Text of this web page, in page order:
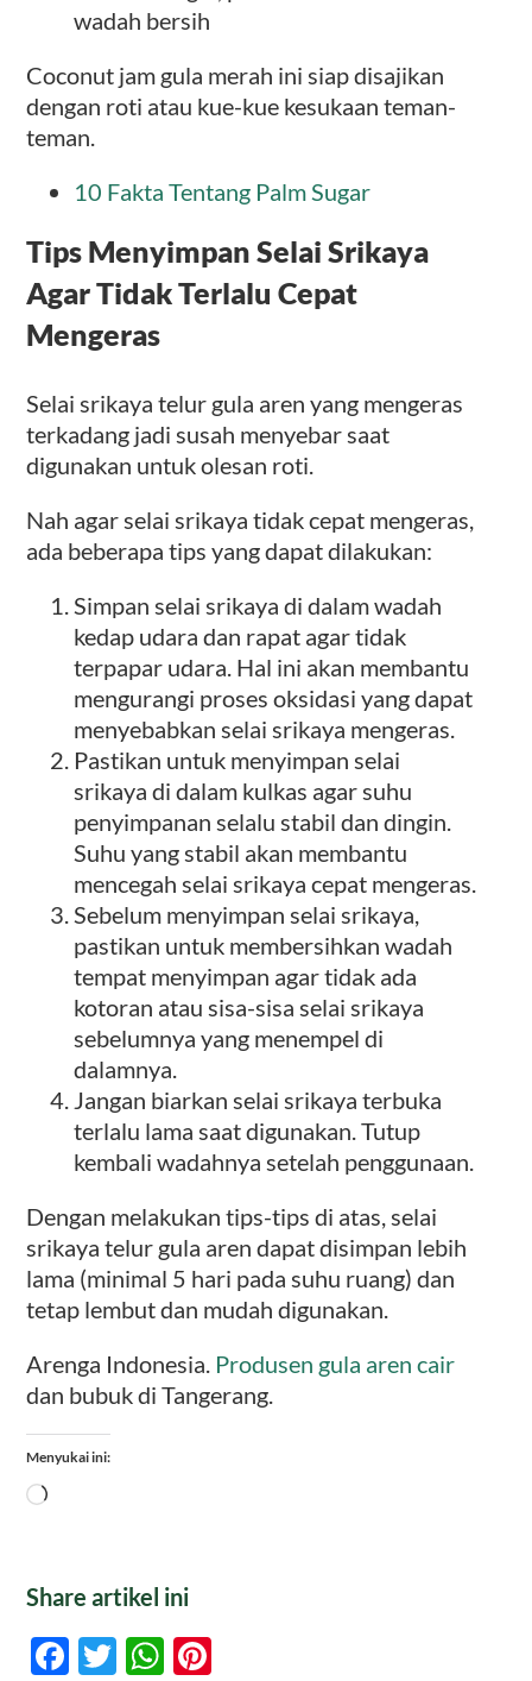
wadah bersih
Coconut jam gula merah ini siap disajikan
dengan roti atau kue-kue kesukaan teman-
teman.
10 Fakta Tentang Palm Sugar
Tips Menyimpan Selai Srikaya
Agar Tidak Terlalu Cepat
Mengeras
Selai srikaya telur gula aren yang mengeras
terkadang jadi susah menyebar saat
digunakan untuk olesan roti.
Nah agar selai srikaya tidak cepat mengeras,
ada beberapa tips yang dapat dilakukan:
Simpan selai srikaya di dalam wadah
kedap udara dan rapat agar tidak
terpapar udara. Hal ini akan membantu
mengurangi proses oksidasi yang dapat
menyebabkan selai srikaya mengeras.
Pastikan untuk menyimpan selai
srikaya di dalam kulkas agar suhu
penyimpanan selalu stabil dan dingin.
Suhu yang stabil akan membantu
mencegah selai srikaya cepat mengeras.
Sebelum menyimpan selai srikaya,
pastikan untuk membersihkan wadah
tempat menyimpan agar tidak ada
kotoran atau sisa-sisa selai srikaya
sebelumnya yang menempel di
dalamnya.
Jangan biarkan selai srikaya terbuka
terlalu lama saat digunakan. Tutup
kembali wadahnya setelah penggunaan.
Dengan melakukan tips-tips di atas, selai
srikaya telur gula aren dapat disimpan lebih
lama (minimal 5 hari pada suhu ruang) dan
tetap lembut dan mudah digunakan.
Arenga Indonesia. Produsen gula aren cair
dan bubuk di Tangerang.
Menyukai ini:
Memuat...
Share artikel ini
Facebook
TwitterWhatsApp